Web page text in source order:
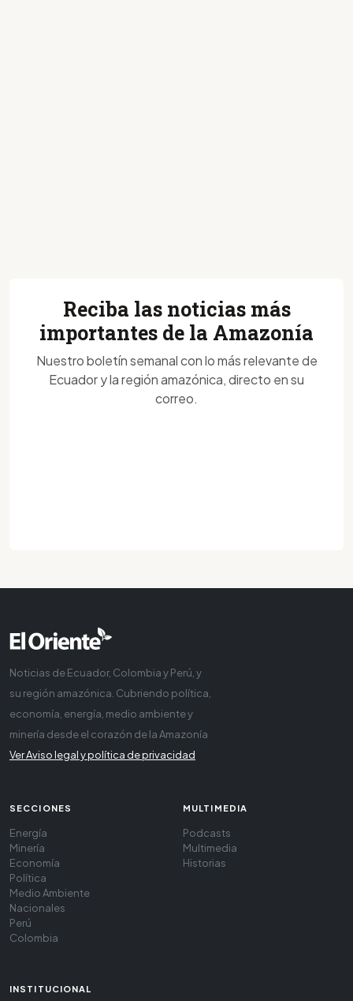
Reciba las noticias más
importantes de la Amazonía
Nuestro boletín semanal con lo más relevante de
Ecuador y la región amazónica, directo en su
correo.
Noticias de Ecuador, Colombia y Perú, y
su región amazónica. Cubriendo política,
economía, energía, medio ambiente y
minería desde el corazón de la Amazonía
Ver Aviso legal y política de privacidad
SECCIONES
Energía
Minería
Economía
Política
Medio Ambiente
Nacionales
Perú
Colombia
MULTIMEDIA
Podcasts
Multimedia
Historias
INSTITUCIONAL